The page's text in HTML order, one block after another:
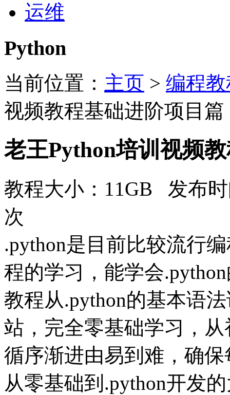
运维
Python
当前位置： 主页 > 编程
视频教程基础进阶项目篇
老王Python培训视频
教程大小：11GB 发布
次
.python是目前比较流行
程的学习，能学会
教程从.python的基本语
站，完全零基础学习，
循序渐进由易到难，确
从零基础到.python开发